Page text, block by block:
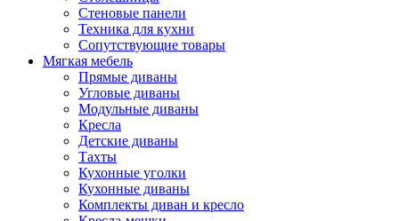
Стеновые панели
Техника для кухни
Сопутствующие товары
Мягкая мебель
Прямые диваны
Угловые диваны
Модульные диваны
Кресла
Детские диваны
Тахты
Кухонные уголки
Кухонные диваны
Комплекты диван и кресло